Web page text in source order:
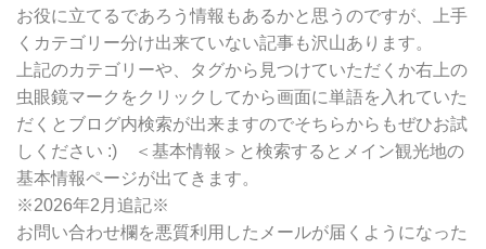
お役に立てるであろう情報もあるかと思うのですが、上手
くカテゴリー分け出来ていない記事も沢山あります。
上記のカテゴリーや、タグから見つけていただくか右上の
虫眼鏡マークをクリックしてから画面に単語を入れていた
だくとブログ内検索が出来ますのでそちらからもぜひお試
しください :) ＜基本情報＞と検索するとメイン観光地の
基本情報ページが出てきます。
※2026年2月追記※
お問い合わせ欄を悪質利用したメールが届くようになった